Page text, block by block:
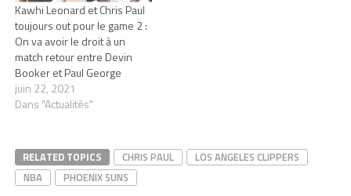
Kawhi Leonard et Chris Paul
toujours out pour le game 2 :
On va avoir le droit à un
match retour entre Devin
Booker et Paul George
juin 22, 2021
Dans "Actualités"
RELATED TOPICS CHRIS PAUL
LOS ANGELES CLIPPERS
NBA
PHOENIX SUNS